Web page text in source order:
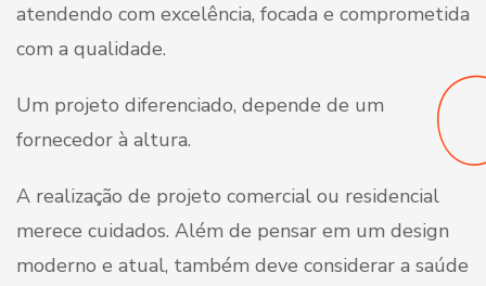
atendendo com excelência, focada e comprometida
com a qualidade.
Um projeto diferenciado, depende de um
fornecedor à altura.
A realização de projeto comercial ou residencial
merece cuidados. Além de pensar em um design
moderno e atual, também deve considerar a saúde